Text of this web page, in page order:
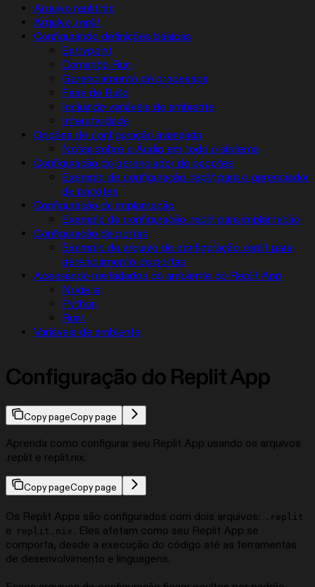
Arquivo replit.nix
Arquivo .replit
Configurando definições básicas
Entrypoint
Comando Run
Gerenciamento de processos
Fase de Build
Incluindo variáveis de ambiente
Interatividade
Opções de configuração avançada
Notas sobre o Áudio em todo o sistema
Configuração do gerenciador de pacotes
Exemplo de configuração .replit para o gerenciador
de pacotes
Configuração de implantação
Exemplo de configuração .replit para implantação
Configuração de portas
Exemplo de arquivo de configuração .replit para
gerenciamento de portas
Acessando metadados do ambiente do Replit App
Node.js
Python
Rust
Variáveis de ambiente
Configuração do Replit App
Copy pageCopy page
Aprenda como configurar seu Replit App usando os arquivos
.replit e replit.nix.
Copy pageCopy page
Os Replit Apps são configurados com dois arquivos: .replit
e replit.nix . Eles afetam como seu Replit App se
comporta, desde a execução do código até as ferramentas
de desenvolvimento e linguagens.